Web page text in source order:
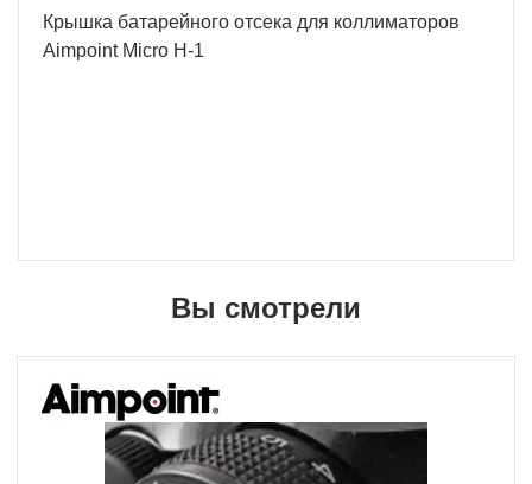
Крышка батарейного отсека для коллиматоров
Aimpoint Micro H-1
Вы смотрели